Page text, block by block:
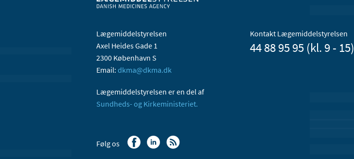
Lægemiddelstyrelsen
Axel Heides Gade 1
2300 København S
Email: dkma@dkma.dk
Lægemiddelstyrelsen er en del af
Sundheds- og Kirkeministeriet.
Kontakt Lægemiddelstyrelsen
44 88 95 95 (kl. 9 - 15)
Følg os